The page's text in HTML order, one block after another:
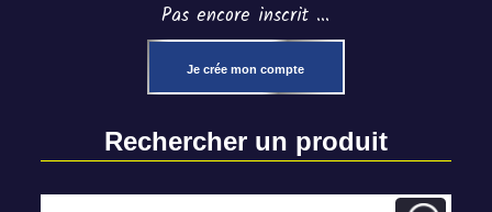
Pas encore inscrit ...
Je crée mon compte
Rechercher un produit